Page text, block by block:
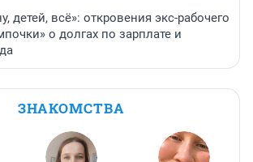
детей, всё»: откровения экс-рабочего
о долгах по зарплате и
ЗНАКОМСТВА